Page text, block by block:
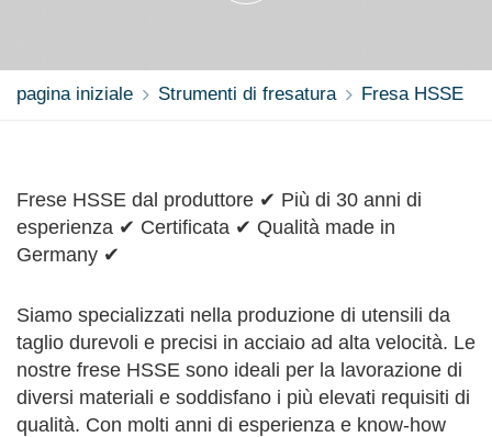
pagina iniziale Strumenti di fresatura Fresa HSSE
Frese HSSE dal produttore ✔ Più di 30 anni di
esperienza ✔ Certificata ✔ Qualità made in
Germany ✔
Siamo specializzati nella produzione di utensili da
taglio durevoli e precisi in acciaio ad alta velocità. Le
nostre frese HSSE sono ideali per la lavorazione di
diversi materiali e soddisfano i più elevati requisiti di
qualità. Con molti anni di esperienza e know-how